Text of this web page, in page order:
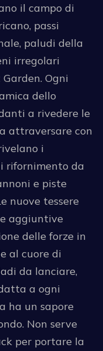
il campo di
passi
paludi della
irregolari
Ogni
dello
a rivedere le
attraversare con
i
rifornimento da
e piste
nuove tessere
aggiuntive
delle forze in
al cuore di
da lanciare,
a ogni
ha un sapore
Non serve
per portare la